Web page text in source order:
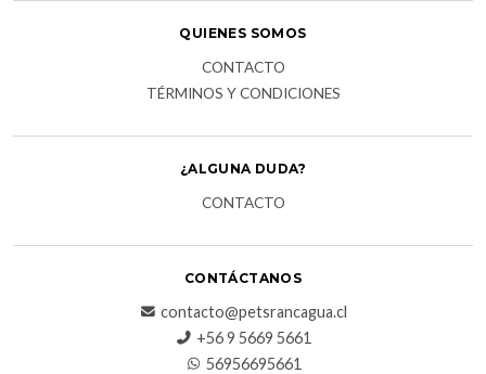
QUIENES SOMOS
CONTACTO
TÉRMINOS Y CONDICIONES
¿ALGUNA DUDA?
CONTACTO
CONTÁCTANOS
contacto@petsrancagua.cl
‪+56 9 5669 5661‬
56956695661‬